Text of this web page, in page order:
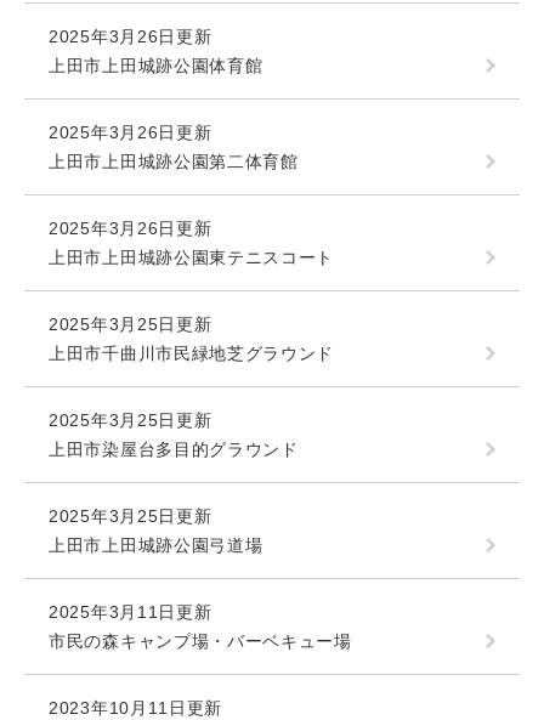
2025年3月26日更新
上田市上田城跡公園体育館
2025年3月26日更新
上田市上田城跡公園第二体育館
2025年3月26日更新
上田市上田城跡公園東テニスコート
2025年3月25日更新
上田市千曲川市民緑地芝グラウンド
2025年3月25日更新
上田市染屋台多目的グラウンド
2025年3月25日更新
上田市上田城跡公園弓道場
2025年3月11日更新
市民の森キャンプ場・バーベキュー場
2023年10月11日更新